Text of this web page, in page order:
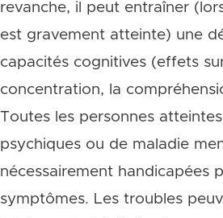
revanche, il peut entraîner
est gravement atteinte) une
capacités cognitives (effets
concentration, la
Toutes les personnes
psychiques ou de maladie
nécessairement handicapées
symptômes. Les troubles